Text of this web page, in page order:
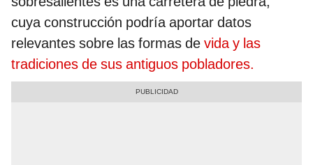
cuya construcción podría aportar datos
relevantes sobre las formas de vida y las
tradiciones de sus antiguos pobladores.